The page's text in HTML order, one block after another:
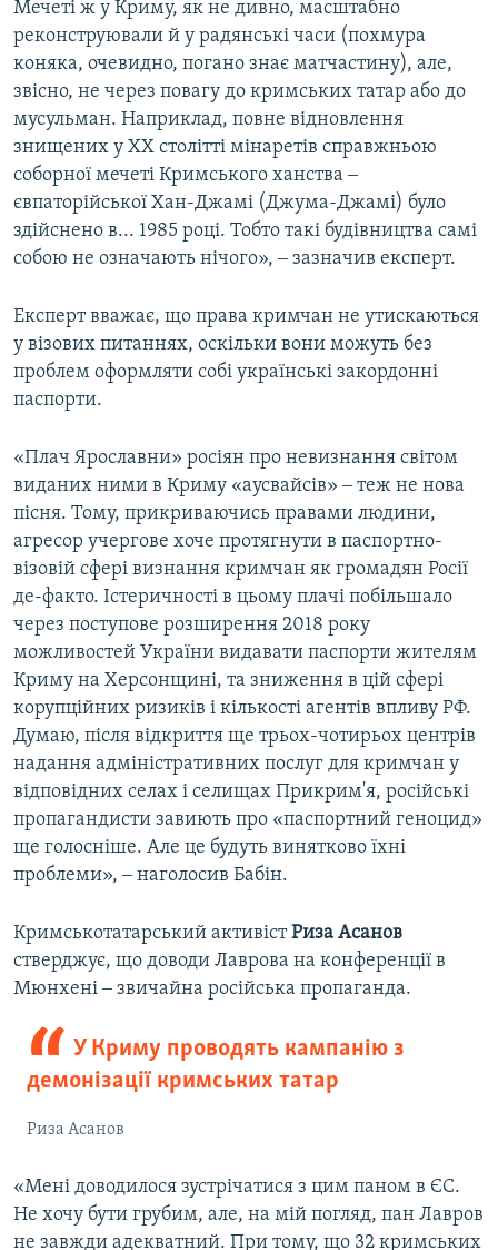
Мечеті ж у Криму, як не дивно, масштабно
реконструювали й у радянські часи (похмура
коняка, очевидно, погано знає матчастину), але,
звісно, не через повагу до кримських татар або до
мусульман. Наприклад, повне відновлення
знищених у ХХ столітті мінаретів справжньою
соборної мечеті Кримського ханства ‒
євпаторійської Хан-Джамі (Джума-Джамі) було
здійснено в... 1985 році. Тобто такі будівництва самі
собою не означають нічого», ‒ зазначив експерт.
Експерт вважає, що права кримчан не утискаються
у візових питаннях, оскільки вони можуть без
проблем оформляти собі українські закордонні
паспорти.
«Плач Ярославни» росіян про невизнання світом
виданих ними в Криму «аусвайсів» ‒ теж не нова
пісня. Тому, прикриваючись правами людини,
агресор учергове хоче протягнути в паспортно-
візовій сфері визнання кримчан як громадян Росії
де-факто. Істеричності в цьому плачі побільшало
через поступове розширення 2018 року
можливостей України видавати паспорти жителям
Криму на Херсонщині, та зниження в цій сфері
корупційних ризиків і кількості агентів впливу РФ.
Думаю, після відкриття ще трьох-чотирьох центрів
надання адміністративних послуг для кримчан у
відповідних селах і селищах Прикрим'я, російські
пропагандисти завиють про «паспортний геноцид»
ще голосніше. Але це будуть винятково їхні
проблеми», ‒ наголосив Бабін.
Кримськотатарський активістРиза Асанов
стверджує, що доводи Лаврова на конференції в
Мюнхені ‒ звичайна російська пропаганда.
У Криму проводять кампанію з
демонізації кримських татар
Риза Асанов
«Мені доводилося зустрічатися з цим паном в ЄС.
Не хочу бути грубим, але, на мій погляд, пан Лавров
не завжди адекватний. При тому, що 32 кримських